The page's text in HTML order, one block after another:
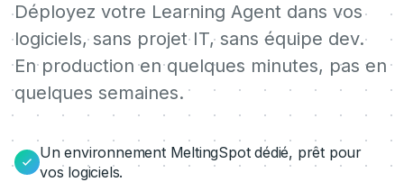
Déployez votre Learning Agent dans vos
logiciels, sans projet IT, sans équipe dev.
En production en quelques minutes, pas en
quelques semaines.
Un environnement MeltingSpot dédié, prêt pour
vos logiciels.